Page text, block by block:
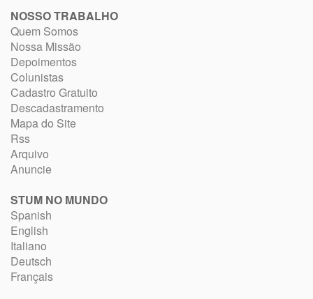
NOSSO TRABALHO
Quem Somos
Nossa Missão
Depoimentos
Colunistas
Cadastro Gratuito
Descadastramento
Mapa do Site
Rss
Arquivo
Anuncie
STUM NO MUNDO
Spanish
English
Italiano
Deutsch
Français